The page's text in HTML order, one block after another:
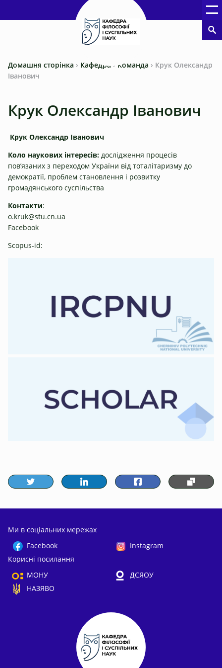
Домашня сторінка › Кафедра › Команда › Крук Олександр
Іванович
Крук Олександр Іванович
Крук Олександр Іванович
Коло наукових інтересів: дослідження процесів
пов’язаних з переходом України від тоталітаризму до
демократії, проблем становлення і розвитку
громадянського суспільства
Контакти:
o.kruk@stu.cn.ua
Facebook
Scopus-id:
Ми в соціальних мережах
Facebook
Instagram
Корисні посилання
МОНУ
ДСЯОУ
НАЗЯВО